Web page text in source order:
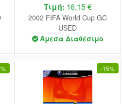
Τιμή: 16,15 €
2002 FIFA World Cup GC
USED
Άμεσα Διαθέσιμο
-15%